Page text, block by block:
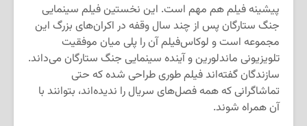
پیشینه فیلم هم مهم است. این نخستین فیلم سینمایی
جنگ ستارگان پس از چند سال وقفه در اکران‌های بزرگ این
مجموعه است و لوکاس‌فیلم آن را پلی میان موفقیت
تلویزیونی ماندلورین و آینده سینمایی جنگ ستارگان می‌داند.
سازندگان گفته‌اند فیلم طوری طراحی شده که حتی
تماشاگرانی که همه فصل‌های سریال را ندیده‌اند، بتوانند با
آن همراه شوند.